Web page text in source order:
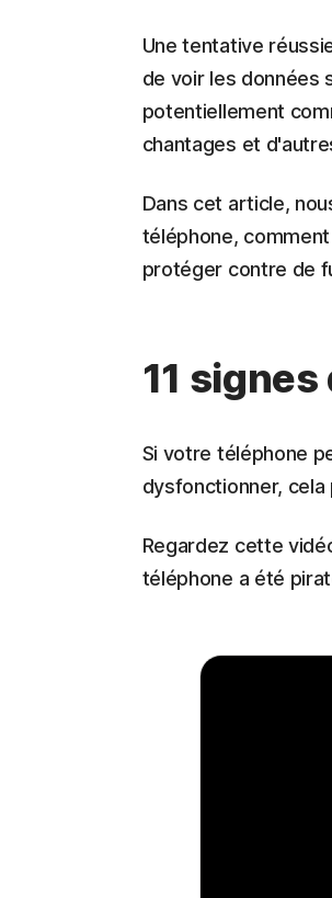
Une tentative
de voir les données
potentiellement
chantages et
Dans cet article,
téléphone,
protéger contre de
11
Si votre téléphone
dysfonctionner,
Regardez cette
téléphone a été